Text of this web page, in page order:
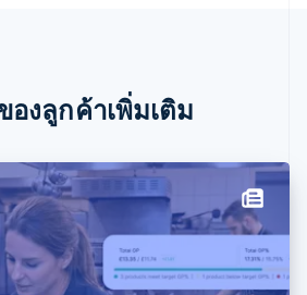
องลูกค้าเพิ่มเติม